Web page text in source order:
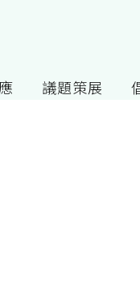
議題策展